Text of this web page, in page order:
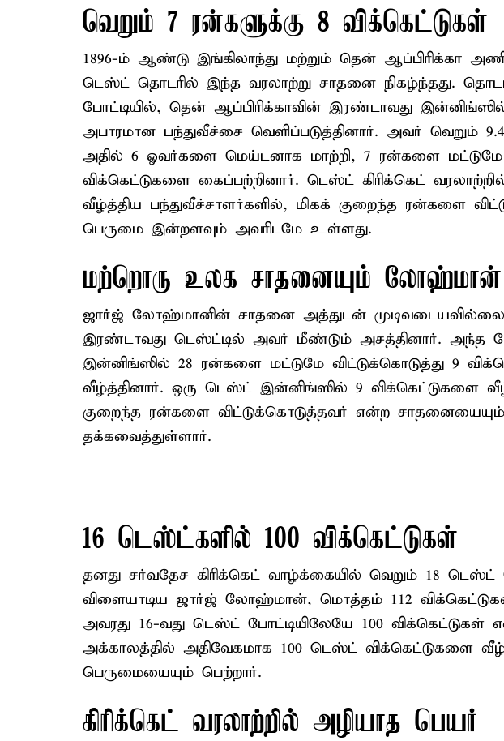
வெறும் 7 ரன்களுக்கு 8 விக்கெட்டுகள்
1896-ம் ஆண்டு இங்கிலாந்து மற்றும் தென் ஆப்பிரிக்கா
டெஸ்ட் தொடரில் இந்த வரலாற்று சாதனை நிகழ்ந்தது.
போட்டியில், தென் ஆப்பிரிக்காவின் இரண்டாவது
அபாரமான பந்துவீச்சை வெளிப்படுத்தினார். அவர் வெறும்
அதில் 6 ஓவர்களை மெய்டனாக மாற்றி, 7 ரன்களை மட்டுமே
விக்கெட்டுகளை கைப்பற்றினார். டெஸ்ட் கிரிக்கெட்
வீழ்த்திய பந்துவீச்சாளர்களில், மிகக் குறைந்த ரன்களை
பெருமை இன்றளவும் அவரிடமே உள்ளது.
மற்றொரு உலக சாதனையும்
ஜார்ஜ் லோஹ்மானின் சாதனை அத்துடன்
இரண்டாவது டெஸ்ட்டில் அவர் மீண்டும் அசத்தினார். அந்த
இன்னிங்ஸில் 28 ரன்களை மட்டுமே விட்டுக்கொடுத்து 9
வீழ்த்தினார். ஒரு டெஸ்ட் இன்னிங்ஸில் 9 விக்கெட்டுகளை
குறைந்த ரன்களை விட்டுக்கொடுத்தவர் என்ற
தக்கவைத்துள்ளார்.
16 டெஸ்ட்களில் 100 விக்கெட்டுகள்
தனது சர்வதேச கிரிக்கெட் வாழ்க்கையில் வெறும் 18 டெஸ்ட்
விளையாடிய ஜார்ஜ் லோஹ்மான், மொத்தம் 112
அவரது 16-வது டெஸ்ட் போட்டியிலேயே 100
அக்காலத்தில் அதிவேகமாக 100 டெஸ்ட் விக்கெட்டுகளை
பெருமையையும் பெற்றார்.
கிரிக்கெட் வரலாற்றில் அழியாத பெயர்